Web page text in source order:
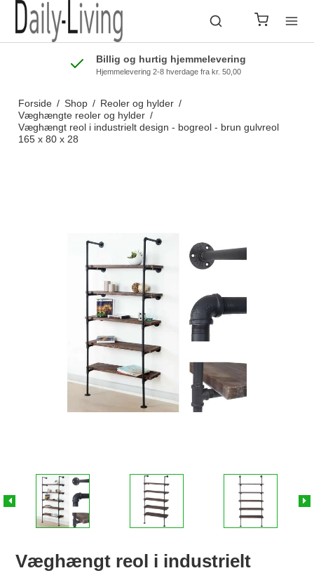
Billig og hurtig hjemmelevering
Hjemmelevering 2-8 hverdage fra kr. 50,00
Forside / Shop / Reoler og hylder /
Væghængte reoler og hylder /
Væghængt reol i industrielt design - bogreol - brun gulvreol
165 x 80 x 28
Væghængt reol i industrielt